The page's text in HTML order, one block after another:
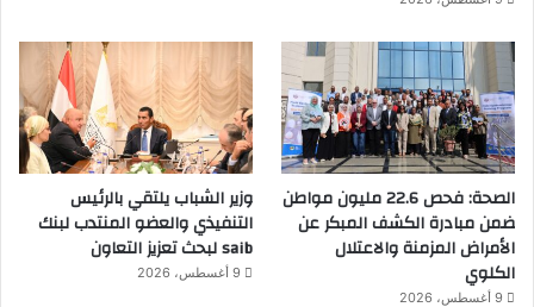
الصحة: فحص 22.6 مليون مواطن
ضمن مبادرة الكشف المبكر عن
الأمراض المزمنة والاعتلال
الكلوي
9 أغسطس، 2026
وزير الشباب يلتقي بالرئيس
التنفيذي والعضو المنتدب لبنك
saib لبحث تعزيز التعاون
9 أغسطس، 2026